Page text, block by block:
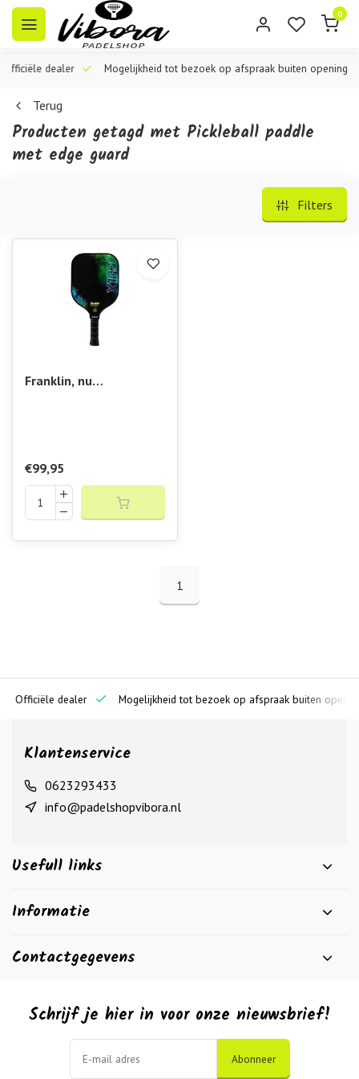
0
dealer Mogelijkheid tot bezoek op afspraak buiten openingstijden
Terug
Producten getagd met Pickleball paddle
met edge guard
Filters
Franklin, nu
€99,95
1
dealer Mogelijkheid tot bezoek op afspraak buiten openingstijden
Klantenservice
0623293433
info@padelshopvibora.nl
Usefull links
Informatie
Contactgegevens
Schrijf je hier in voor onze nieuwsbrief!
Abonneer